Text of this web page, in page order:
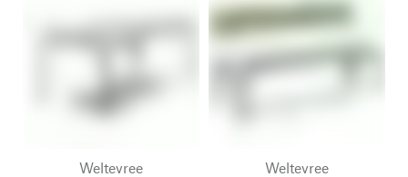
Weltevree
Weltevree